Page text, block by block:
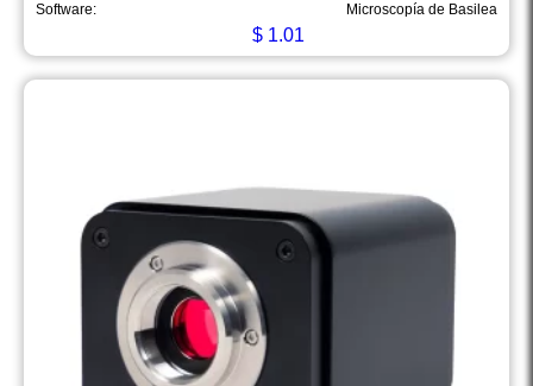
Software:
Microscopía de Basilea
$ 1.01